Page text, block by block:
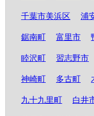
千葉市美浜区 浦
鋸南町 富里市
睦沢町 習志野市
神崎町 多古町
九十九里町 白井